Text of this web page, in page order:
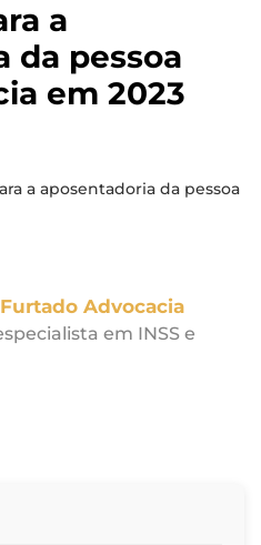
a
da pessoa
em 2023
a aposentadoria da pessoa
Advocacia
em INSS e